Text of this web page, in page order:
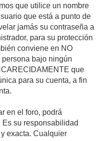
que utilice un nombre
que está a punto de
jamás su contraseña a
para su protección
conviene en NO
bajo ningún
que
para su cuenta, a fin
en el foro, podrá
su responsabilidad
exacta. Cualquier